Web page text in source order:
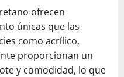
ofrecen
únicas que las
como acrílico,
proporcionan un
y comodidad, lo que